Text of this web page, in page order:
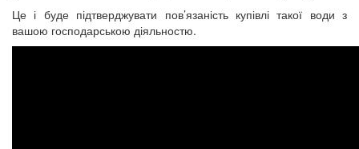
Це і буде підтверджувати пов’язаність купівлі такої води з
вашою господарською діяльностю.